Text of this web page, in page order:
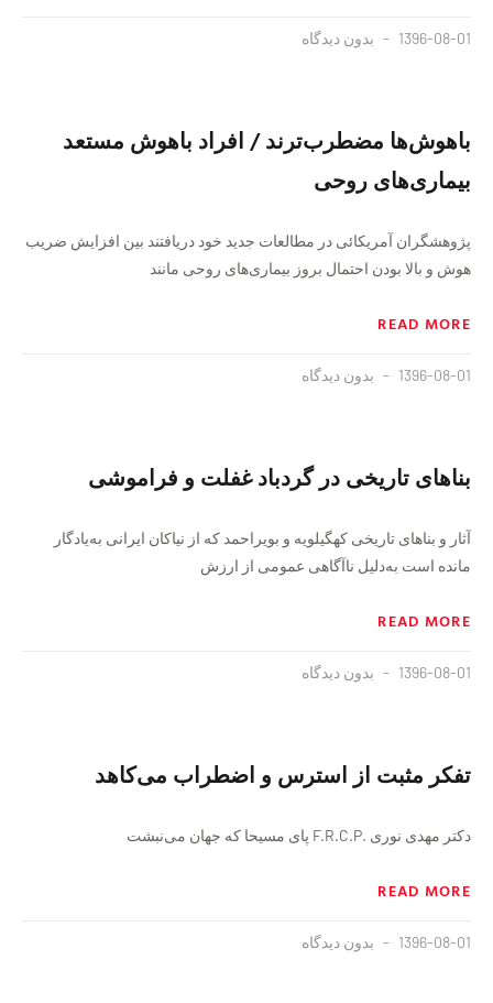
1396-08-01 بدون دیدگاه
باهوش‌ها مضطرب‌ترند / افراد باهوش مستعد
بیماری‌های روحی
پژوهشگران آمریکائی در مطالعات جدید خود دریافتند بین افزایش ضریب
هوش و بالا بودن احتمال بروز بیماری‌های روحی مانند
READ MORE
1396-08-01 بدون دیدگاه
بناهای تاریخی در گردباد غفلت و فراموشی
آثار و بناهای تاریخی کهگیلویه و بویراحمد که از نیاکان ایرانی به‌یادگار
مانده است به‌دلیل ناآگاهی عمومی از ارزش
READ MORE
1396-08-01 بدون دیدگاه
تفکر مثبت از استرس ‌و ‌اضطراب می‌کاهد
دکتر مهدی نوری .F.R.C.P پای مسیحا که جهان می‌نبشت
READ MORE
1396-08-01 بدون دیدگاه